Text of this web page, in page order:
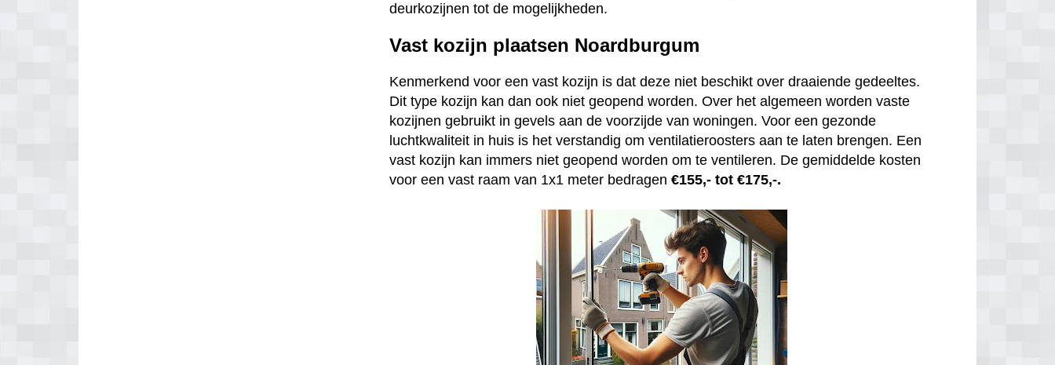
deurkozijnen tot de mogelijkheden.
Vast kozijn plaatsen Noardburgum
Kenmerkend voor een vast kozijn is dat deze niet beschikt over draaiende gedeeltes.
Dit type kozijn kan dan ook niet geopend worden. Over het algemeen worden vaste
kozijnen gebruikt in gevels aan de voorzijde van woningen. Voor een gezonde
luchtkwaliteit in huis is het verstandig om ventilatieroosters aan te laten brengen. Een
vast kozijn kan immers niet geopend worden om te ventileren. De gemiddelde kosten
voor een vast raam van 1x1 meter bedragen€155,- tot €175,-.